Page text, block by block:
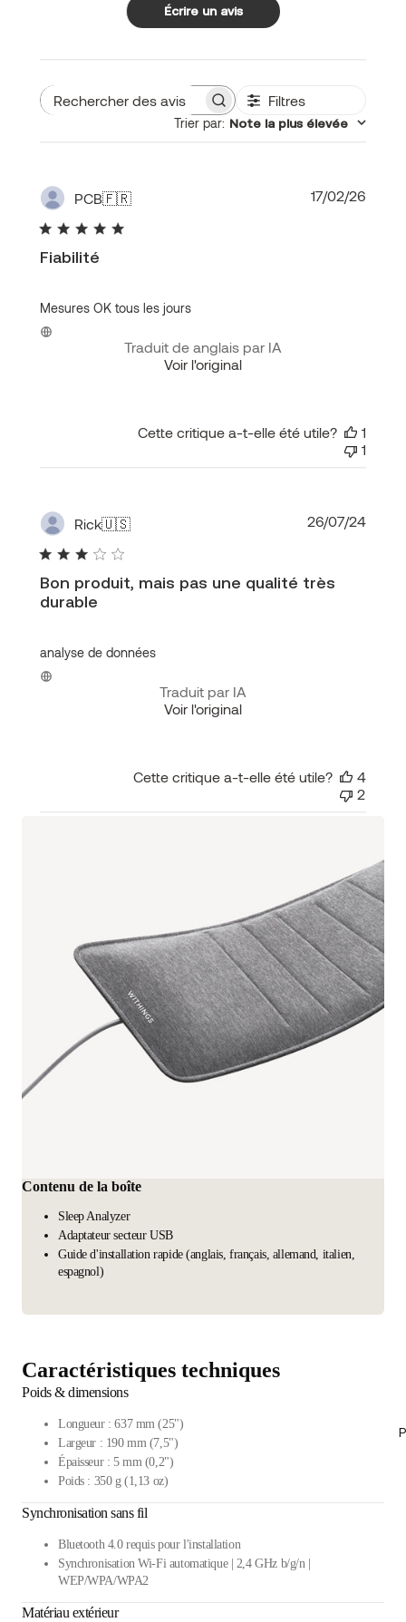
Écrire un avis
Rechercher
Filtres
Trier par: Note la plus élevée
PCB🇫🇷
Fiabilité
Mesures OK tous les jours
Traduit de anglais par IA
Voir l'original
17/02/26
Cette critique a-t-elle été utile?
1
1
Rick🇺🇸
Bon produit, mais pas une qualité très
durable
analyse de données
Traduit par IA
Voir l'original
Date
26/07/24
Cette critique a-t-elle été utile?
4
2
Contenu de la boîte
Sleep Analyzer
Adaptateur secteur USB
Guide d'installation rapide (anglais, français, allemand, italien,
espagnol)
Caractéristiques techniques
Poids & dimensions
Longueur : 637 mm (25")
Largeur : 190 mm (7,5")
Épaisseur : 5 mm (0,2")
Poids : 350 g (1,13 oz)
Synchronisation sans fil
Bluetooth 4.0 requis pour l'installation
Synchronisation Wi-Fi automatique | 2,4 GHz b/g/n |
WEP/WPA/WPA2
Matériau extérieur